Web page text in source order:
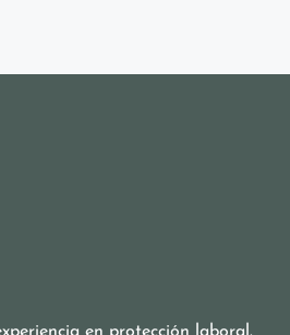
en protección laboral.